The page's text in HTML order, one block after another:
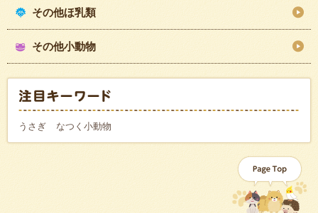
その他ほ乳類
その他小動物
うさぎ なつく小動物